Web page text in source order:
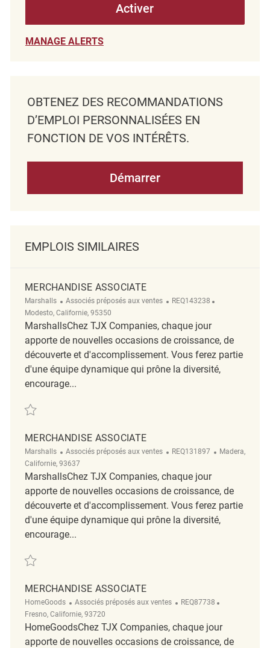
Activer
MANAGE ALERTS
OBTENEZ DES RECOMMANDATIONS
D’EMPLOI PERSONNALISÉES EN
FONCTION DE VOS INTÉRÊTS.
Démarrer
EMPLOIS SIMILAIRES
MERCHANDISE ASSOCIATE
Marshalls Catégorie
Associés préposés aux ventes ReqId
REQ143238
Modesto, Californie, 95350
MarshallsChez TJX Companies, chaque jour
apporte de nouvelles occasions de croissance, de
découverte et d'accomplissement. Vous ferez partie
d'une équipe dynamique qui prône la diversité,
encourage...
Sauvegarder Merchandise Associate REQ143238
MERCHANDISE ASSOCIATE
Marshalls Catégorie
Associés préposés aux ventes ReqId
REQ131897 Emplacement
Madera,
Californie, 93637
MarshallsChez TJX Companies, chaque jour
apporte de nouvelles occasions de croissance, de
découverte et d'accomplissement. Vous ferez partie
d'une équipe dynamique qui prône la diversité,
encourage...
Sauvegarder merchandise associate REQ131897
MERCHANDISE ASSOCIATE
HomeGoods Catégorie
Associés préposés aux ventes ReqId
REQ87738
Fresno, Californie, 93720
HomeGoodsChez TJX Companies, chaque jour
apporte de nouvelles occasions de croissance, de